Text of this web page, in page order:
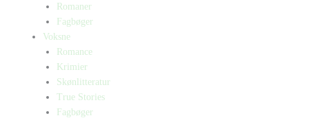
Romaner
Fagbøger
Voksne
Romance
Krimier
Skønlitteratur
True Stories
Fagbøger